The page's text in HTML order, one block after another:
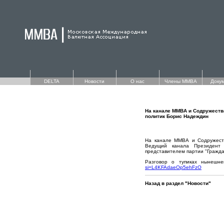
DELTA Новости О нас Члены ММВА
На канале ММВА и
политик Борис Надеждин
На канале ММВА и
Ведущий канала
представителем партии
Разговор о тупиках
si=L4KFAdaeOp5ehFzO
Назад в раздел "Новости"